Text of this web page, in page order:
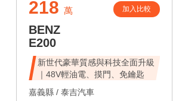
218 萬 加入比較
BENZ
E200
新世代豪華質感與科技全面升級
｜48V輕油電、摸門、免鑰匙
嘉義縣 / 泰吉汽車